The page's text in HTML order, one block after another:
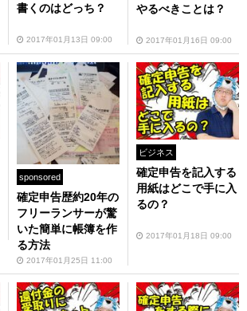
書くのはどっち？
2017年01月13日 09:00
やるべきことは？
2017年01月16日 09:00
sponsored
確定申告歴約20年の
フリーランサーが驚
いた簡単に帳簿を作
る方法
2017年01月25日 11:00
ビジネス
確定申告を記入する
用紙はどこで手に入
るの？
2017年01月18日 09:00